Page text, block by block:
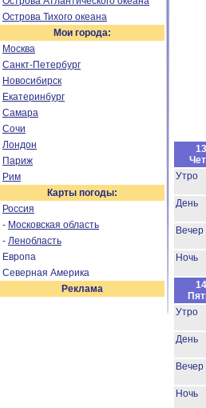
Острова Тихого океана
Мои города:
Москва
Санкт-Петербург
Новосибирск
Екатеринбург
Самара
Сочи
Лондон
Париж
Рим
Карты погоды:
Россия
- Московская область
- Ленобласть
Европа
Северная Америка
Реклама
Утро
День
Вечер
Ночь
Утро
День
Вечер
Ночь